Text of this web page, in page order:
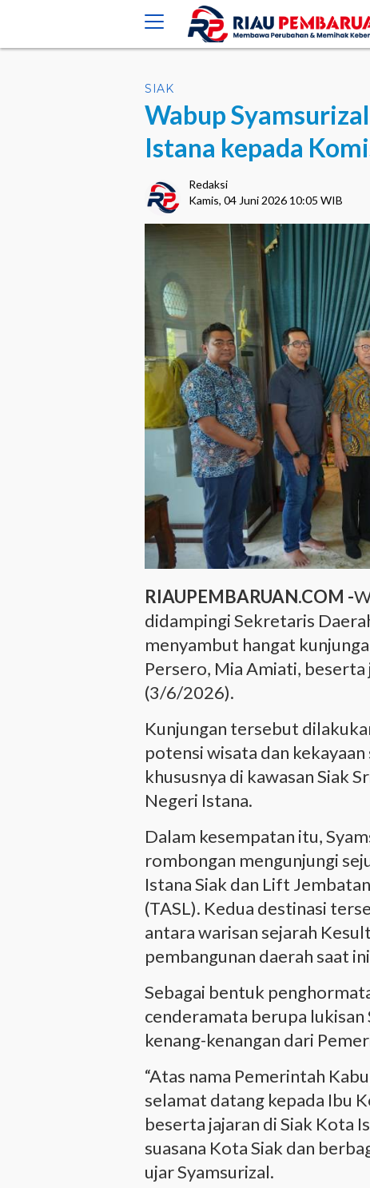
SIAK
Wabup
Istana kepada
Redaksi
Kamis, 04 Juni 2026 10:05 WIB
RIAUPEMBARUAN.COM -
didampingi Sekretaris
menyambut hangat
Persero, Mia Amiati, beserta
(3/6/2026).
Kunjungan tersebut
potensi wisata dan
khususnya di kawasan Siak
Negeri Istana.
Dalam kesempatan itu,
rombongan mengunjungi
Istana Siak dan Lift
(TASL). Kedua destinasi
antara warisan sejarah
pembangunan daerah saat
Sebagai bentuk
cenderamata berupa lukisan
kenang-kenangan dari
“Atas nama Pemerintah
selamat datang kepada Ibu
beserta jajaran di Siak Kota
suasana Kota Siak dan
ujar Syamsurizal.